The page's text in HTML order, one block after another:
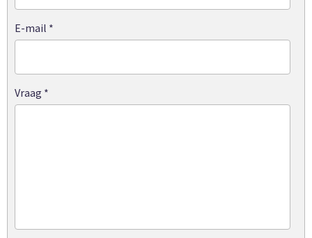
E-mail *
Vraag *